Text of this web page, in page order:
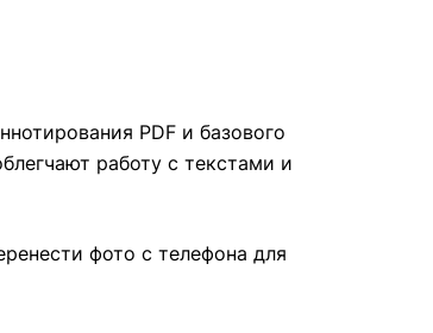
PDF и базового
работу с текстами и
фото с телефона для